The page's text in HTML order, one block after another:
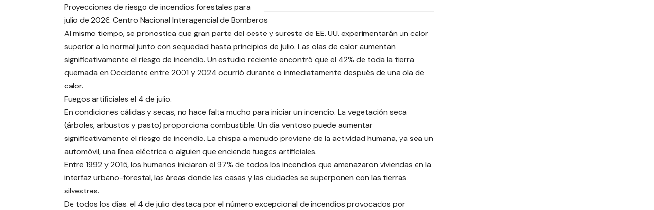
Proyecciones de riesgo de incendios forestales para
julio de 2026. Centro Nacional Interagencial de Bomberos
Al mismo tiempo, se pronostica que gran parte del oeste y sureste de EE. UU. experimentarán un calor
superior a lo normal junto con sequedad hasta principios de julio. Las olas de calor aumentan
significativamente el riesgo de incendio. Un estudio reciente encontró que el 42% de toda la tierra
quemada en Occidente entre 2001 y 2024 ocurrió durante o inmediatamente después de una ola de
calor.
Fuegos artificiales el 4 de julio.
En condiciones cálidas y secas, no hace falta mucho para iniciar un incendio. La vegetación seca
(árboles, arbustos y pasto) proporciona combustible. Un día ventoso puede aumentar
significativamente el riesgo de incendio. La chispa a menudo proviene de la actividad humana, ya sea un
automóvil, una línea eléctrica o alguien que enciende fuegos artificiales.
Entre 1992 y 2015, los humanos iniciaron el 97% de todos los incendios que amenazaron viviendas en la
interfaz urbano-forestal, las áreas donde las casas y las ciudades se superponen con las tierras
silvestres.
De todos los días, el 4 de julio destaca por el número excepcional de incendios provocados por